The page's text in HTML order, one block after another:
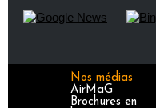
Nos médias
AirMaG
Brochures en